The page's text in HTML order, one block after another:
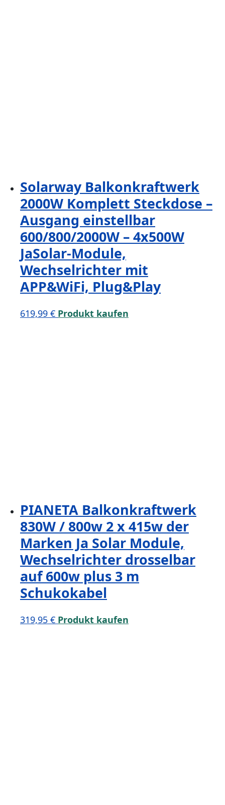
Solarway Balkonkraftwerk
2000W Komplett Steckdose –
Ausgang einstellbar
600/800/2000W – 4x500W
JaSolar-Module,
Wechselrichter mit
APP&WiFi, Plug&Play
619,99 € Produkt kaufen
PIANETA Balkonkraftwerk
830W / 800w 2 x 415w der
Marken Ja Solar Module,
Wechselrichter drosselbar
auf 600w plus 3 m
Schukokabel
319,95 € Produkt kaufen